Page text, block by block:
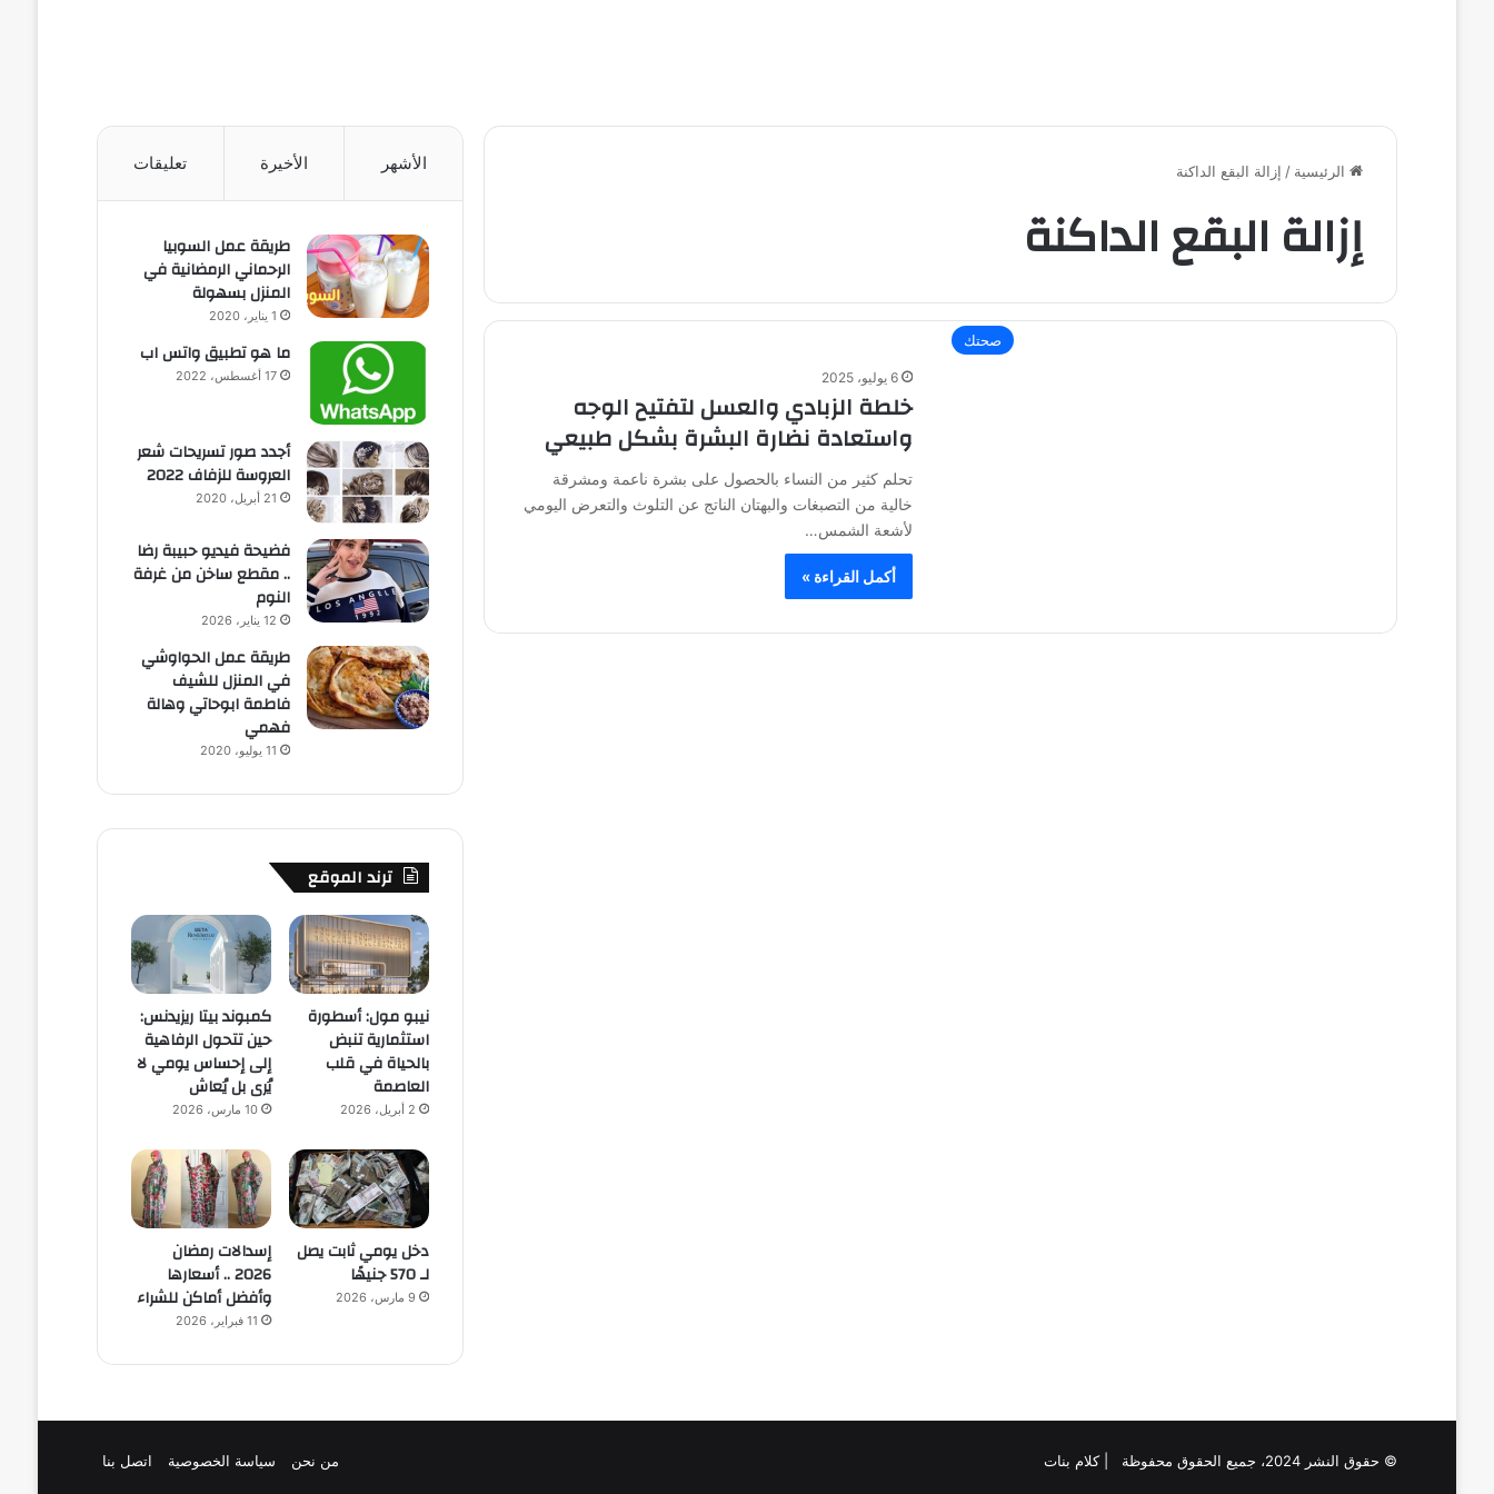
الرئيسية / إزالة البقع الداكنة
إزالة البقع الداكنة
صحتك
6 يوليو، 2025
خلطة الزبادي والعسل لتفتيح الوجه
واستعادة نضارة البشرة بشكل طبيعي
تحلم كثير من النساء بالحصول على بشرة ناعمة ومشرقة
خالية من التصبغات والبهتان الناتج عن التلوث والتعرض اليومي
لأشعة الشمس…
أكمل القراءة »
الأشهر الأخيرة تعليقات
طريقة عمل السوبيا
الرحماني الرمضانية في
المنزل بسهولة
1 يناير، 2020
ما هو تطبيق واتس اب
17 أغسطس، 2022
أجدد صور تسريحات شعر
العروسة للزفاف 2022
21 أبريل، 2020
فضيحة فيديو حبيبة رضا
.. مقطع ساخن من غرفة
النوم
12 يناير، 2026
طريقة عمل الحواوشي
في المنزل للشيف
فاطمة ابوحاتي وهالة
فهمي
11 يوليو، 2020
ترند الموقع
نيبو مول: أسطورة
استثمارية تنبض
بالحياة في قلب
العاصمة
2 أبريل، 2026
كمبوند بيتا ريزيدنس:
حين تتحول الرفاهية
إلى إحساس يومي لا
يُرى بل يُعاش
10 مارس، 2026
دخل يومي ثابت يصل
لـ 570 جنيهًا
9 مارس، 2026
إسدالات رمضان
2026 .. أسعارها
وأفضل أماكن للشراء
11 فبراير، 2026
© حقوق النشر 2024، جميع الحقوق محفوظة | كلام بنات من نحن سياسة الخصوصية اتصل بنا